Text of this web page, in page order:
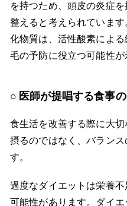
を持つため、頭皮の炎症
整えると考えられていま
化物質は、活性酸素によ
毛の予防に役立つ可能性が
医師が提唱する食事
食生活を改善する際に大
摂るのではなく、バラン
す。
過度なダイエットは栄養
可能性があります。ダイ